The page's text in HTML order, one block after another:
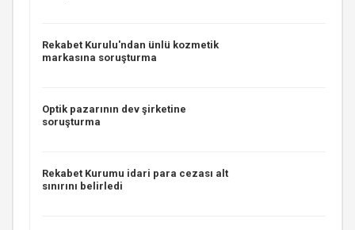
Rekabet Kurulu'ndan ünlü kozmetik
markasına soruşturma
Optik pazarının dev şirketine
soruşturma
Rekabet Kurumu idari para cezası alt
sınırını belirledi